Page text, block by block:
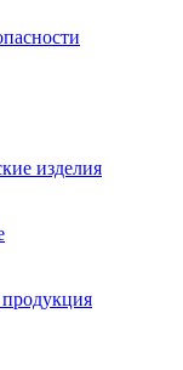
изделия